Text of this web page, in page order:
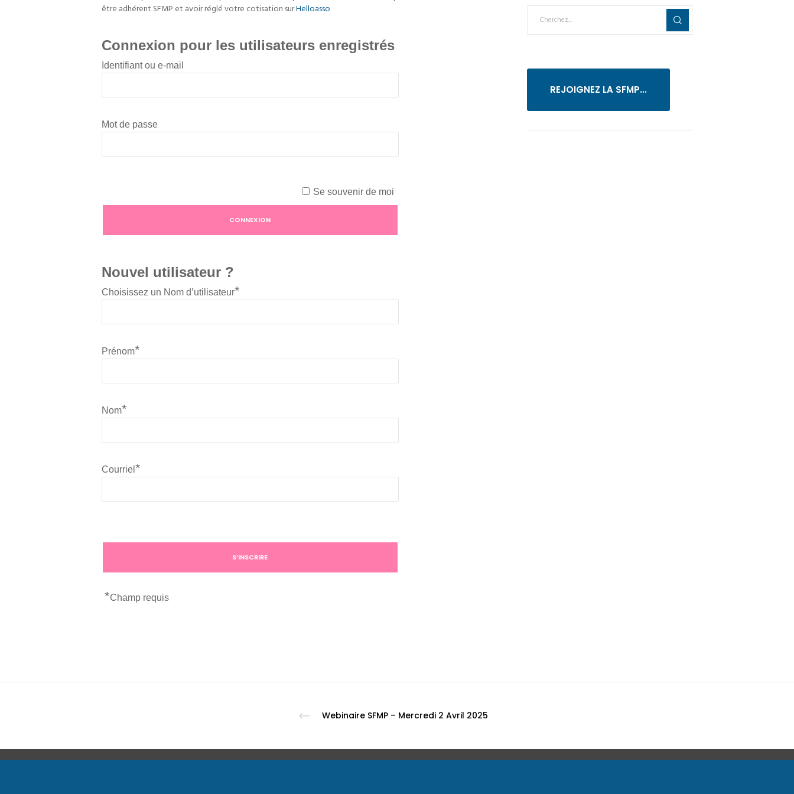
être adhérent SFMP et avoir réglé votre cotisation surHelloasso
Connexion pour les utilisateurs enregistrés
Identifiant ou e-mail
Mot de passe
Se souvenir de moi
Nouvel utilisateur ?
Choisissez un Nom d’utilisateur*
Prénom*
Nom*
Courriel *
*Champ requis
REJOIGNEZ LA SFMP...
Webinaire SFMP – Mercredi 2 Avril 2025